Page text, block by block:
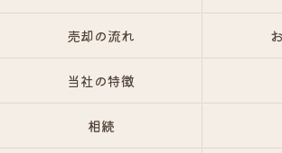
売却の流れ
当社の特徴
相続